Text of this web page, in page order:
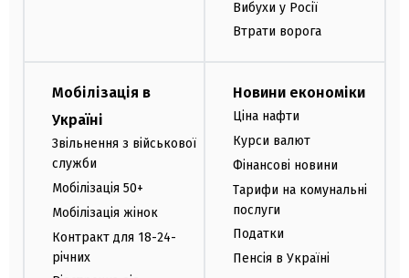
Вибухи у Росії
Втрати ворога
Мобілізація в
Україні
Звільнення з військової
служби
Мобілізація 50+
Мобілізація жінок
Контракт для 18-24-
річних
Новини економіки
Ціна нафти
Курси валют
Фінансові новини
Тарифи на комунальні
послуги
Податки
Пенсія в Україні